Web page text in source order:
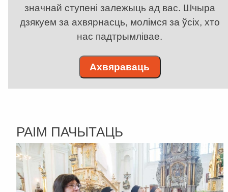
значнай ступені залежыць ад вас. Шчыра
дзякуем за ахвярнасць, молімся за ўсіх, хто
нас падтрымлівае.
Ахвяраваць
РАІМ ПАЧЫТАЦЬ